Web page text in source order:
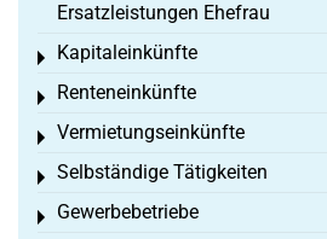
Ersatzleistungen Ehefrau
Kapitaleinkünfte
Toggle menu
Renteneinkünfte
Toggle menu
Vermietungseinkünfte
Toggle menu
Selbständige Tätigkeiten
Toggle menu
Gewerbebetriebe
Toggle menu